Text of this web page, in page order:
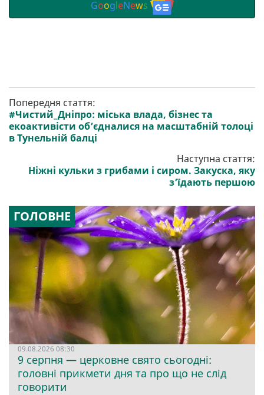
GoogleNews
Попередня стаття:
#Чистий_Дніпро: міська влада, бізнес та
екоактивісти об’єдналися на масштабній толоці
в Тунельній балці
Наступна стаття:
Ніжні кульки з грибами і сиром. Закуска, яку
з’їдають першою
ГОЛОВНЕ
09.08.2026 08:30
9 серпня — церковне свято сьогодні:
головні прикмети дня та про що не слід
говорити